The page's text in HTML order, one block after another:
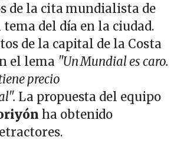
de la cita mundialista de
tema del día en la ciudad.
de la capital de la Costa
el lema "Un Mundial es caro.
precio
La propuesta del equipo
ha obtenido